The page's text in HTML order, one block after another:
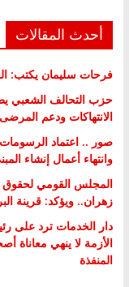
أحدث المقالات
فرحات سليمان يكتب:
حزب التحالف الشعبي
الانتهاكات ودعم المرضى
صور .. اعتماد الرسومات
وانتهاء أعمال إنشاء
المجلس القومي لحقوق
زهران.. ويؤكد: قرينة
دار الخدمات ترد على
الأزمة لا ينهي
المنفذة